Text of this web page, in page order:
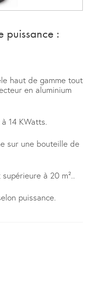
puissance :
haut de gamme tout
en aluminium
14 KWatts.
sur une bouteille de
à 20 m²..
puissance.